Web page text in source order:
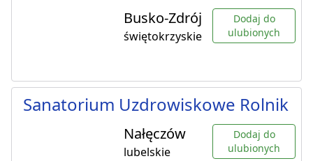
Busko-Zdrój
świętokrzyskie
Dodaj do
ulubionych
Sanatorium Uzdrowiskowe Rolnik
Nałęczów
lubelskie
Dodaj do
ulubionych